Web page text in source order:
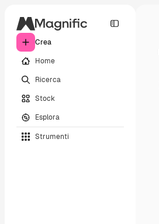
Crea
Home
Ricerca
Stock
Esplora
Strumenti